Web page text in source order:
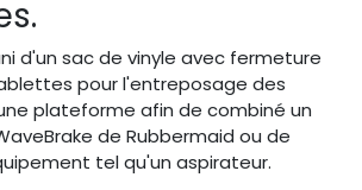
d'un sac de vinyle avec fermeture
pour l'entreposage des
plateforme afin de combiné un
de Rubbermaid ou de
tel qu'un aspirateur.